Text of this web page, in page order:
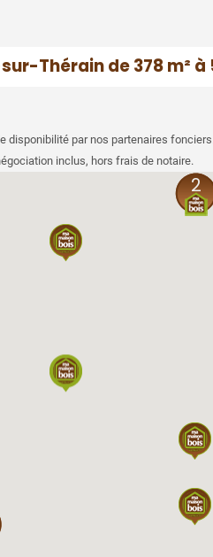
Thérain de 378 m² à
disponibilité par nos partenaires fonciers.
inclus, hors frais de notaire.
2